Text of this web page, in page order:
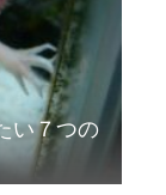
い７つの